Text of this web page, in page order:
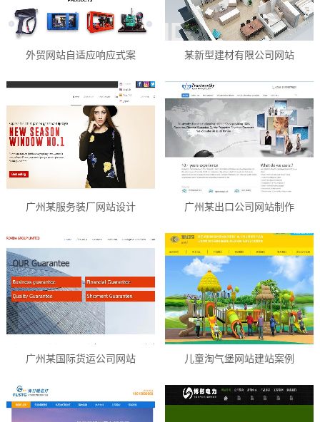
外贸网站自适应响应式案 某新型建材有限公司网站
广州某服务装厂网站设计 广州某出口公司网站制作
广州某国际货运公司网站 儿童淘气堡网站建站案例